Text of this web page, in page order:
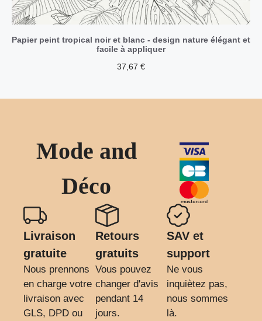
Papier peint tropical noir et blanc - design nature élégant et
facile à appliquer
37,67 €
Mode and
Déco
Livraison
gratuite
Nous prennons
en charge votre
livraison avec
GLS, DPD ou
Retours
gratuits
Vous pouvez
changer d'avis
pendant 14
jours.
SAV et
support
Ne vous
inquiètez pas,
nous sommes
là.